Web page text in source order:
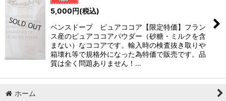
5,000円(税込)
ベンスドープ ピュアココア【限定特価】フラン
ス産のピュアココアパウダー（砂糖・ミルクを含
まない）なココアです。輸入時の検査抜き取りや
箱壊れ等で規格外になった為特価で販売です。品
質は全く問題ありません！…
ホーム